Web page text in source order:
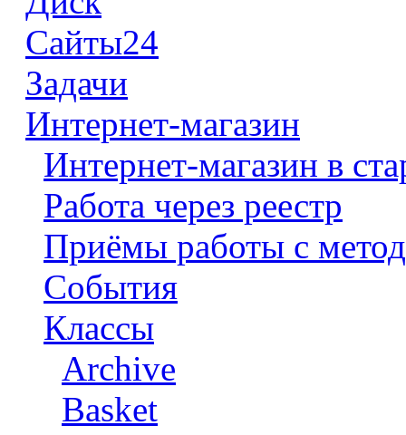
Сайты24
Задачи
Интернет-магазин
Интернет-магазин в
Работа через реестр
Приёмы работы с
События
Классы
Archive
Basket